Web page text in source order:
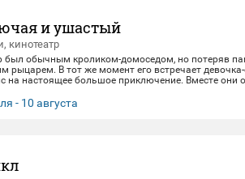
и ушастый
кинотеатр
был обычным кроликом-домоседом, но потеряв
рыцарем. В тот же момент его встречает
на настоящее большое приключение. Вместе они
- 10 августа